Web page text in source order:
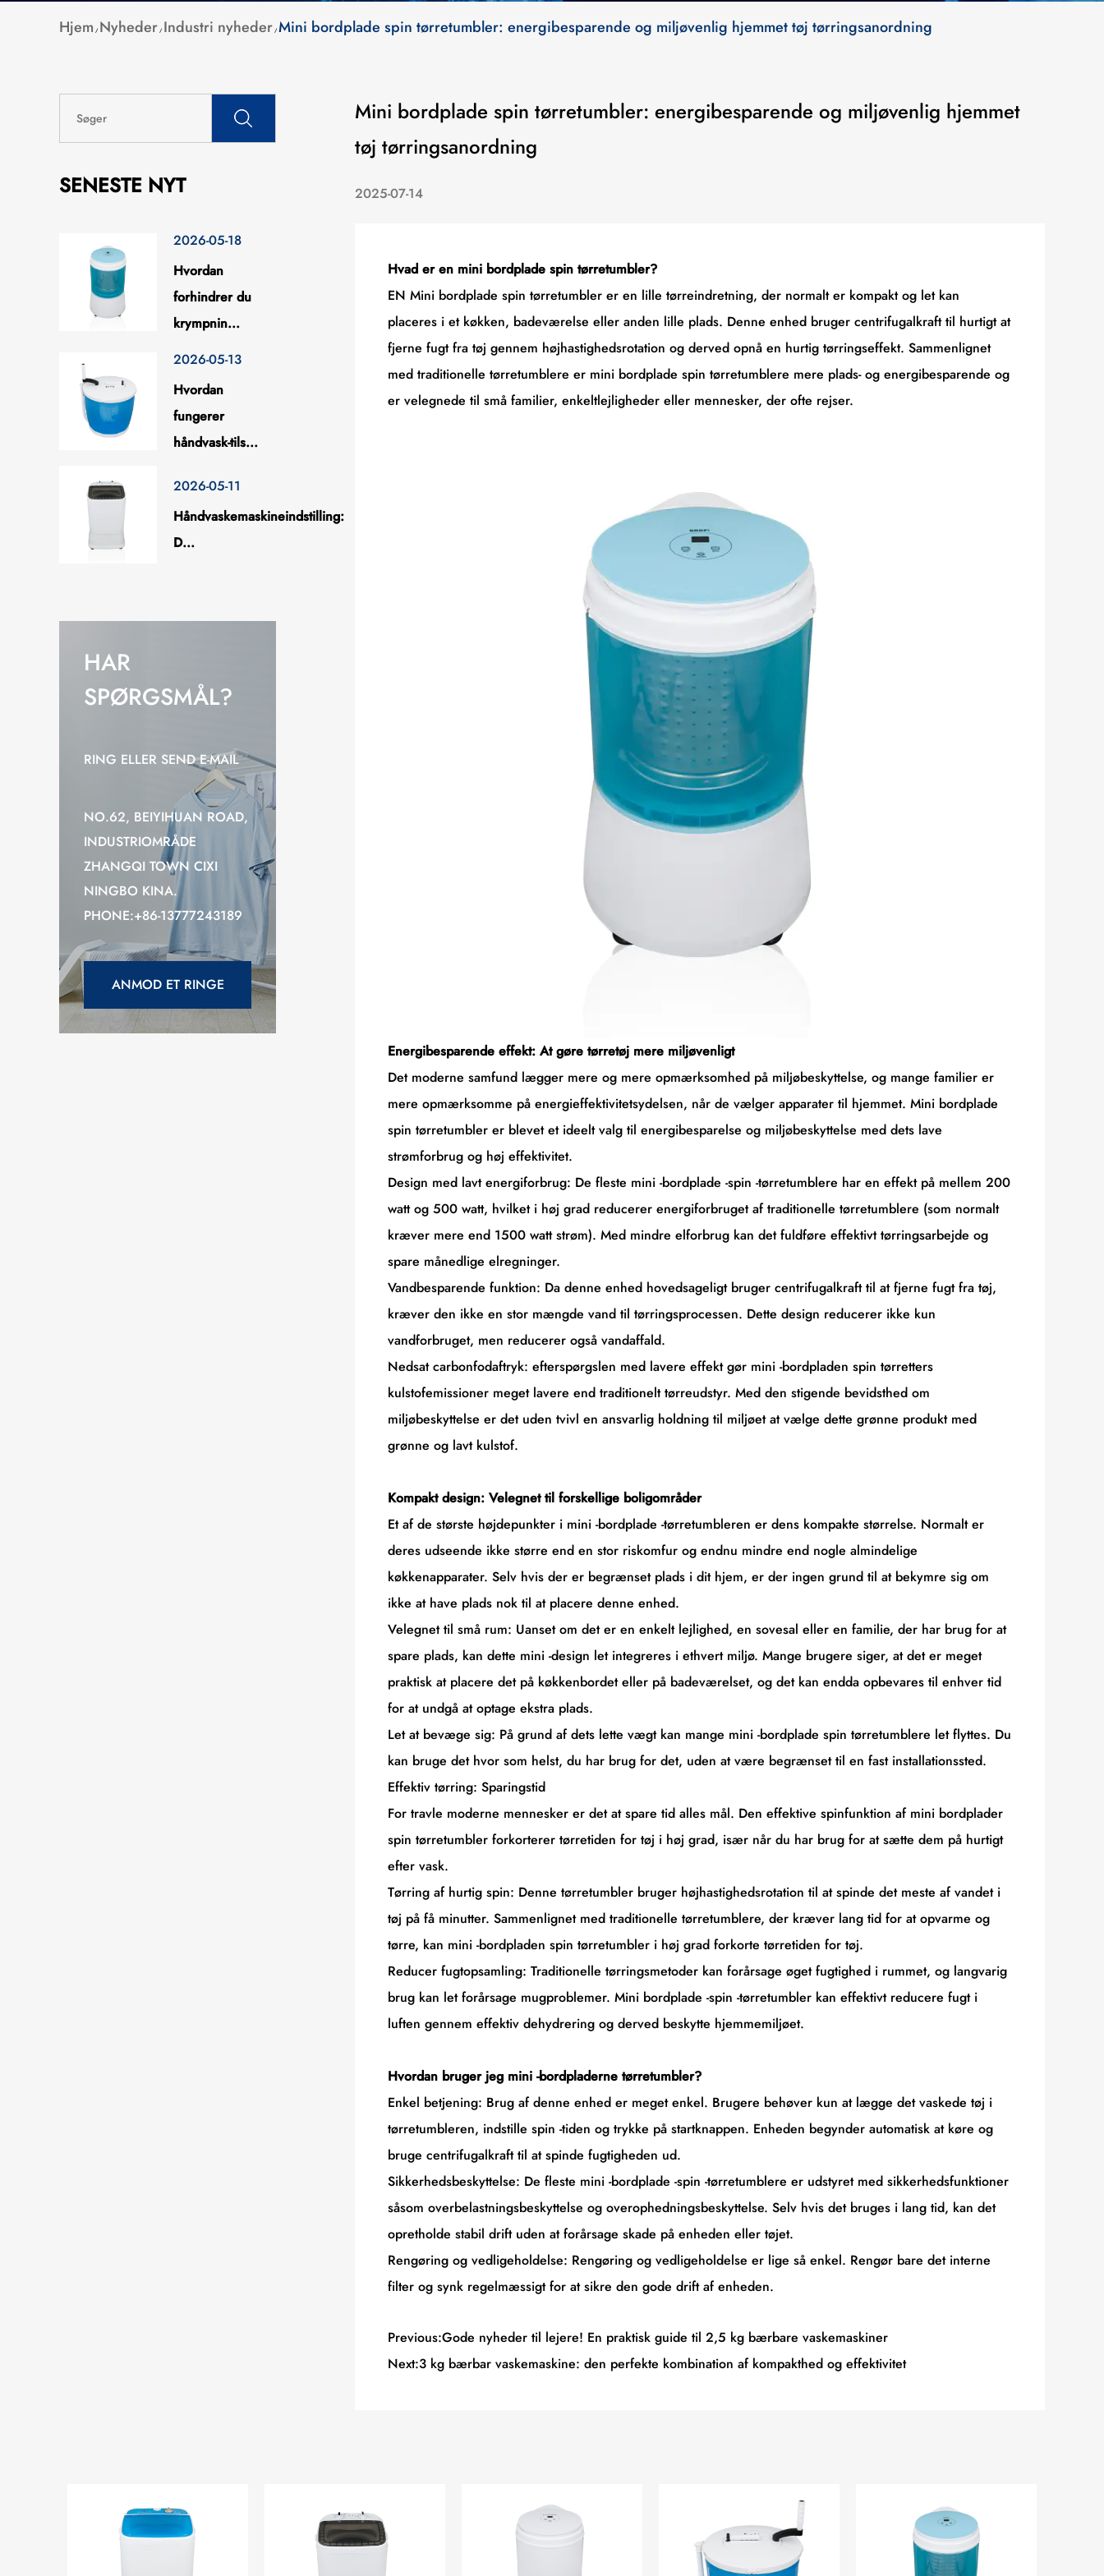
Hjem / Nyheder / Industri nyheder /Mini bordplade spin tørretumbler: energibesparende og miljøvenlig hjemmet tøj tørringsanordning
SENESTE NYT
2026-05-18
Hvordan
forhindrer du
krympnin...
2026-05-13
Hvordan
fungerer
håndvask-tils...
2026-05-11
Håndvaskemaskineindstilling:
D...
HAR
SPØRGSMÅL?
RING ELLER SEND E-MAIL
NO.62, BEIYIHUAN ROAD,
INDUSTRIOMRÅDE
ZHANGQI TOWN CIXI
NINGBO KINA.
PHONE:+86-13777243189
ANMOD ET RINGE
Mini bordplade spin tørretumbler: energibesparende og miljøvenlig hjemmet
tøj tørringsanordning
2025-07-14
Hvad er en mini bordplade spin tørretumbler?
EN Mini bordplade spin tørretumbler er en lille tørreindretning, der normalt er kompakt og let kan
placeres i et køkken, badeværelse eller anden lille plads. Denne enhed bruger centrifugalkraft til hurtigt at
fjerne fugt fra tøj gennem højhastighedsrotation og derved opnå en hurtig tørringseffekt. Sammenlignet
med traditionelle tørretumblere er mini bordplade spin tørretumblere mere plads- og energibesparende og
er velegnede til små familier, enkeltlejligheder eller mennesker, der ofte rejser.
Energibesparende effekt: At gøre tørretøj mere miljøvenligt
Det moderne samfund lægger mere og mere opmærksomhed på miljøbeskyttelse, og mange familier er
mere opmærksomme på energieffektivitetsydelsen, når de vælger apparater til hjemmet. Mini bordplade
spin tørretumbler er blevet et ideelt valg til energibesparelse og miljøbeskyttelse med dets lave
strømforbrug og høj effektivitet.
Design med lavt energiforbrug: De fleste mini -bordplade -spin -tørretumblere har en effekt på mellem 200
watt og 500 watt, hvilket i høj grad reducerer energiforbruget af traditionelle tørretumblere (som normalt
kræver mere end 1500 watt strøm). Med mindre elforbrug kan det fuldføre effektivt tørringsarbejde og
spare månedlige elregninger.
Vandbesparende funktion: Da denne enhed hovedsageligt bruger centrifugalkraft til at fjerne fugt fra tøj,
kræver den ikke en stor mængde vand til tørringsprocessen. Dette design reducerer ikke kun
vandforbruget, men reducerer også vandaffald.
Nedsat carbonfodaftryk: efterspørgslen med lavere effekt gør mini -bordpladen spin tørretters
kulstofemissioner meget lavere end traditionelt tørreudstyr. Med den stigende bevidsthed om
miljøbeskyttelse er det uden tvivl en ansvarlig holdning til miljøet at vælge dette grønne produkt med
grønne og lavt kulstof.
Kompakt design: Velegnet til forskellige boligområder
Et af de største højdepunkter i mini -bordplade -tørretumbleren er dens kompakte størrelse. Normalt er
deres udseende ikke større end en stor riskomfur og endnu mindre end nogle almindelige
køkkenapparater. Selv hvis der er begrænset plads i dit hjem, er der ingen grund til at bekymre sig om
ikke at have plads nok til at placere denne enhed.
Velegnet til små rum: Uanset om det er en enkelt lejlighed, en sovesal eller en familie, der har brug for at
spare plads, kan dette mini -design let integreres i ethvert miljø. Mange brugere siger, at det er meget
praktisk at placere det på køkkenbordet eller på badeværelset, og det kan endda opbevares til enhver tid
for at undgå at optage ekstra plads.
Let at bevæge sig: På grund af dets lette vægt kan mange mini -bordplade spin tørretumblere let flyttes. Du
kan bruge det hvor som helst, du har brug for det, uden at være begrænset til en fast installationssted.
Effektiv tørring: Sparingstid
For travle moderne mennesker er det at spare tid alles mål. Den effektive spinfunktion af mini bordplader
spin tørretumbler forkorterer tørretiden for tøj i høj grad, især når du har brug for at sætte dem på hurtigt
efter vask.
Tørring af hurtig spin: Denne tørretumbler bruger højhastighedsrotation til at spinde det meste af vandet i
tøj på få minutter. Sammenlignet med traditionelle tørretumblere, der kræver lang tid for at opvarme og
tørre, kan mini -bordpladen spin tørretumbler i høj grad forkorte tørretiden for tøj.
Reducer fugtopsamling: Traditionelle tørringsmetoder kan forårsage øget fugtighed i rummet, og langvarig
brug kan let forårsage mugproblemer. Mini bordplade -spin -tørretumbler kan effektivt reducere fugt i
luften gennem effektiv dehydrering og derved beskytte hjemmemiljøet.
Hvordan bruger jeg mini -bordpladerne tørretumbler?
Enkel betjening: Brug af denne enhed er meget enkel. Brugere behøver kun at lægge det vaskede tøj i
tørretumbleren, indstille spin -tiden og trykke på startknappen. Enheden begynder automatisk at køre og
bruge centrifugalkraft til at spinde fugtigheden ud.
Sikkerhedsbeskyttelse: De fleste mini -bordplade -spin -tørretumblere er udstyret med sikkerhedsfunktioner
såsom overbelastningsbeskyttelse og overophedningsbeskyttelse. Selv hvis det bruges i lang tid, kan det
opretholde stabil drift uden at forårsage skade på enheden eller tøjet.
Rengøring og vedligeholdelse: Rengøring og vedligeholdelse er lige så enkel. Rengør bare det interne
filter og synk regelmæssigt for at sikre den gode drift af enheden.
Previous:Gode nyheder til lejere! En praktisk guide til 2,5 kg bærbare vaskemaskiner
Next:3 kg bærbar vaskemaskine: den perfekte kombination af kompakthed og effektivitet